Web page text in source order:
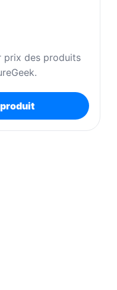
prix des produits